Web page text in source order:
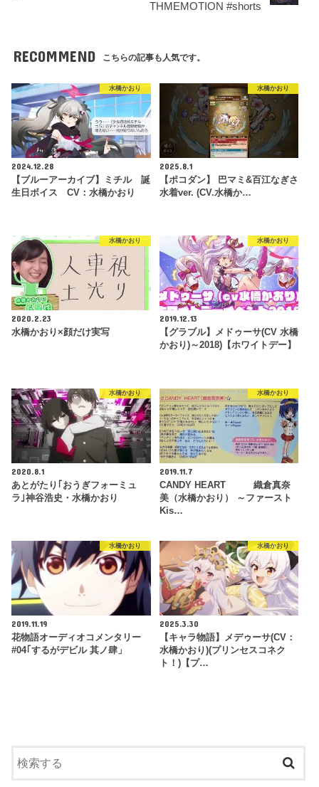
THMEMOTION #shorts
RECOMMEND こちらの記事も人気です。
水橋かおり
2024.12.28
【ブルーアーカイブ】ミチル 誕
生日ボイス CV：水橋かおり
水橋かおり
2025.8.1
【ポコダン】 巴マミ&百江なぎさ
水着ver. (CV.水橋か…
水橋かおり
2020.2.23
水橋かおり×顔だけ実写
水橋かおり
2019.12.13
【グラブル】メドゥーサ(CV 水橋
かおり)～2018)【ホワイトデー】
水橋かおり
2020.8.1
あとがたり｢おうぎフォーミュ
ラ｣神谷浩史・水橋かおり
水橋かおり
2019.11.7
CANDY HEART 織倉真奈
美（水橋かおり） ～ファースト
Kis…
水橋かおり
2019.11.19
花物語オーディオコメンタリー
#04｢するがデビル 其ノ肆」
水橋かおり
2025.3.30
【キャラ物語】メデゥーサ(CV：
水橋かおり)(プリンセスコネク
ト！)【プ…